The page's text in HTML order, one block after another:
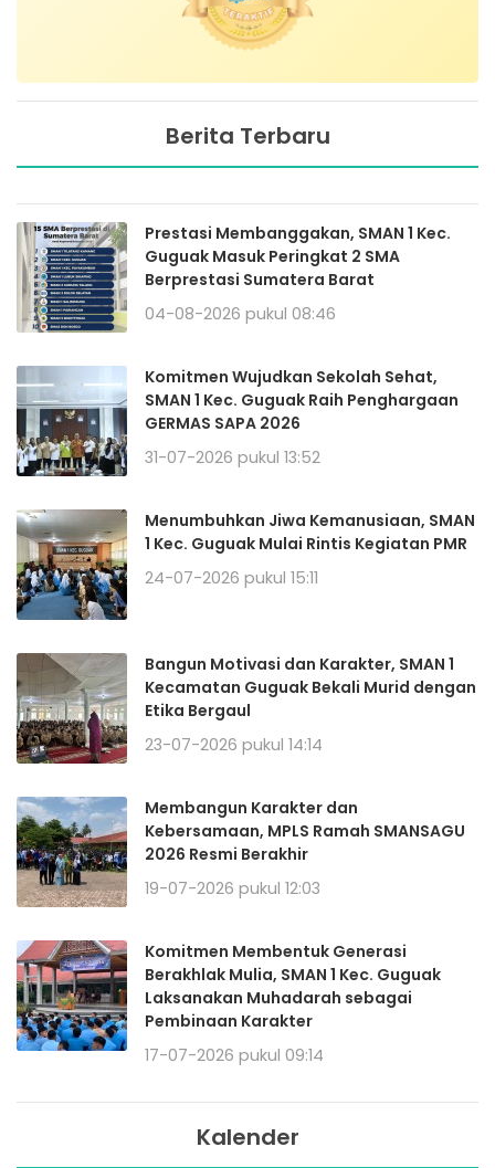
Berita Terbaru
Prestasi Membanggakan, SMAN 1 Kec.
Guguak Masuk Peringkat 2 SMA
Berprestasi Sumatera Barat
04-08-2026 pukul 08:46
Komitmen Wujudkan Sekolah Sehat,
SMAN 1 Kec. Guguak Raih Penghargaan
GERMAS SAPA 2026
31-07-2026 pukul 13:52
Menumbuhkan Jiwa Kemanusiaan, SMAN
1 Kec. Guguak Mulai Rintis Kegiatan PMR
24-07-2026 pukul 15:11
Bangun Motivasi dan Karakter, SMAN 1
Kecamatan Guguak Bekali Murid dengan
Etika Bergaul
23-07-2026 pukul 14:14
Membangun Karakter dan
Kebersamaan, MPLS Ramah SMANSAGU
2026 Resmi Berakhir
19-07-2026 pukul 12:03
Komitmen Membentuk Generasi
Berakhlak Mulia, SMAN 1 Kec. Guguak
Laksanakan Muhadarah sebagai
Pembinaan Karakter
17-07-2026 pukul 09:14
Kalender